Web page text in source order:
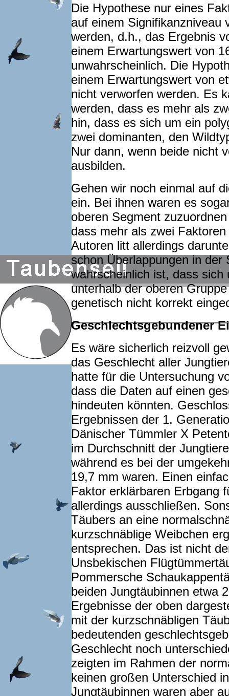
Die Hypothese nur eines
auf einem Signifikanzniveau
werden, d.h., das Ergebnis
einem Erwartungswert von
unwahrscheinlich. Die
einem Erwartungswert von
nicht verworfen werden. Es
werden, dass es mehr als
hin, dass es sich um ein
zwei dominanten, den
Nur dann, wenn beide nicht
ausbilden.
Gehen wir noch einmal auf
ein. Bei ihnen waren es
oberen Segment
dass mehr als zwei
Autoren litt allerdings
schon Überlappungen in der
wahrscheinlich ist, dass
unterhalb der oberen
genetisch nicht korrekt
Geschlechtsgebundener
Es wäre sicherlich reizvoll
das Geschlecht aller
hatte für die Untersuchung
dass die Daten auf einen
hindeuten könnten.
Ergebnissen der 1.
Dänischer Tümmler X
im Durchschnitt der
während es bei der
19,7 mm waren. Einen
Faktor erklärbaren Erbgang
allerdings ausschließen.
Täubers an eine
kurzschnäblige Weibchen
entsprechen. Das ist nicht
Unsbekischen
Pommersche
beiden Jungtäubinnen etwa
Ergebnisse der oben
mit der kurzschnäbligen
bedeutenden
Geschlecht noch
zeigten im Rahmen der
keinen großen Unterschied
Jungtäubinnen waren aber